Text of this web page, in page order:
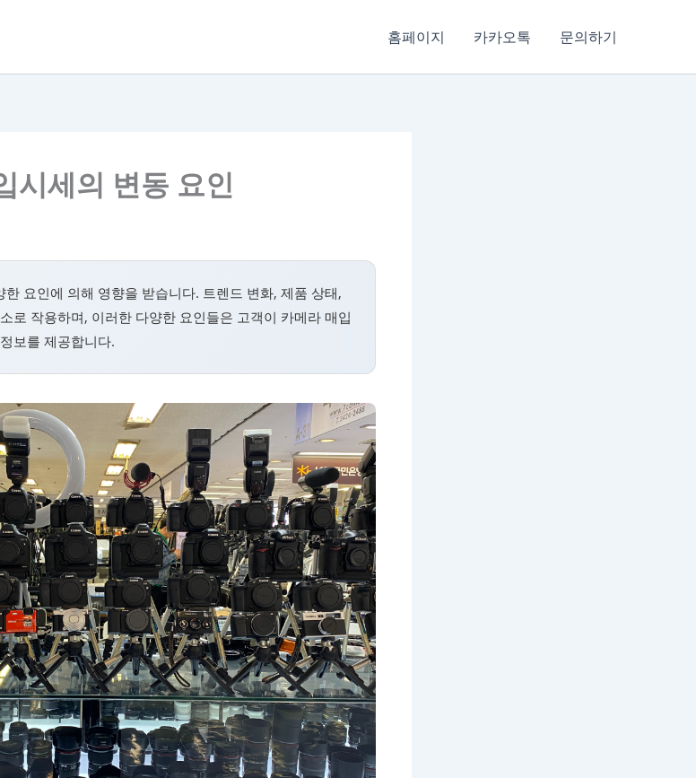
홈페이지 카카오톡 문의하기
시세의 변동 요인
요인에 의해 영향을 받습니다. 트렌드 변화, 제품 상태,
로 작용하며, 이러한 다양한 요인들은 고객이 카메라 매입
보를 제공합니다.